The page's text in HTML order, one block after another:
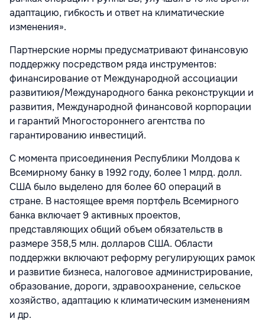
адаптацию, гибкость и ответ на климатические
изменения».
Партнерские нормы предусматривают финансовую
поддержку посредством ряда инструментов:
финансирование от Международной ассоциации
развитиюя/Международного банка реконструкции и
развития, Международной финансовой корпорации
и гарантий Многостороннего агентства по
гарантированию инвестиций.
С момента присоединения Республики Молдова к
Всемирному банку в 1992 году, более 1 млрд. долл.
США было выделено для более 60 операций в
стране. В настоящее время портфель Всемирного
банка включает 9 активных проектов,
представляющих общий объем обязательств в
размере 358,5 млн. долларов США. Области
поддержки включают реформу регулирующих рамок
и развитие бизнеса, налоговое администрирование,
образование, дороги, здравоохранение, сельское
хозяйство, адаптацию к климатическим изменениям
и др.